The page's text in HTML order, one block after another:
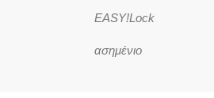
EASY!Lock
ασημένιο